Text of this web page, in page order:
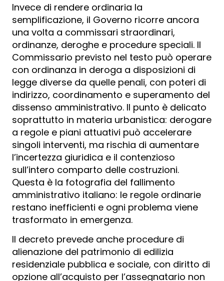
Invece di rendere ordinaria la
semplificazione, il Governo ricorre ancora
una volta a commissari straordinari,
ordinanze, deroghe e procedure speciali. Il
Commissario previsto nel testo può operare
con ordinanza in deroga a disposizioni di
legge diverse da quelle penali, con poteri di
indirizzo, coordinamento e superamento del
dissenso amministrativo. Il punto è delicato
soprattutto in materia urbanistica: derogare
a regole e piani attuativi può accelerare
singoli interventi, ma rischia di aumentare
l’incertezza giuridica e il contenzioso
sull’intero comparto delle costruzioni.
Questa è la fotografia del fallimento
amministrativo italiano: le regole ordinarie
restano inefficienti e ogni problema viene
trasformato in emergenza.
Il decreto prevede anche procedure di
alienazione del patrimonio di edilizia
residenziale pubblica e sociale, con diritto di
opzione all’acquisto per l’assegnatario non